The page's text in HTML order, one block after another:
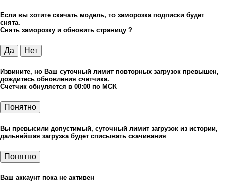
Если вы хотите скачать модель, то заморозка подписки будет
снята.
Снять заморозку и обновить страницу ?
Да Нет
Извините, но Ваш суточный лимит повторных загрузок превышен,
дождитесь обновления счетчика.
Счетчик обнуляется в 00:00 по МСК
Понятно
Вы превысили допустимый, суточный лимит загрузок из истории,
дальнейшая загрузка будет списывать скачивания
Понятно
Ваш аккаунт пока не активен